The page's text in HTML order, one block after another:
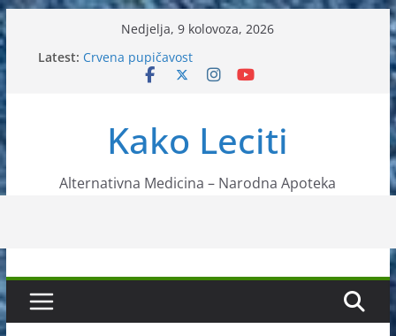
Skip
content
Nedjelja, 9 kolovoza, 2026
Latest: Crvena pupičavost
Čir na želucu – Liječenje prirodnim metodama
Liječenje bubrežnog kamenca uz pomoć čaja
Kako Leciti
Alternativna Medicina – Narodna Apoteka